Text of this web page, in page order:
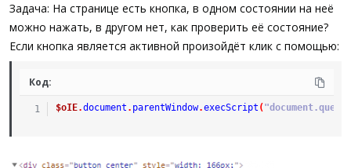
а
Задача: На странице есть кнопка, в одном состоянии на неё
можно нажать, в другом нет, как проверить её состояние?
Если кнопка является активной произойдёт клик с помощью:
Код:
$oIE.document . parentWindow.execScript (